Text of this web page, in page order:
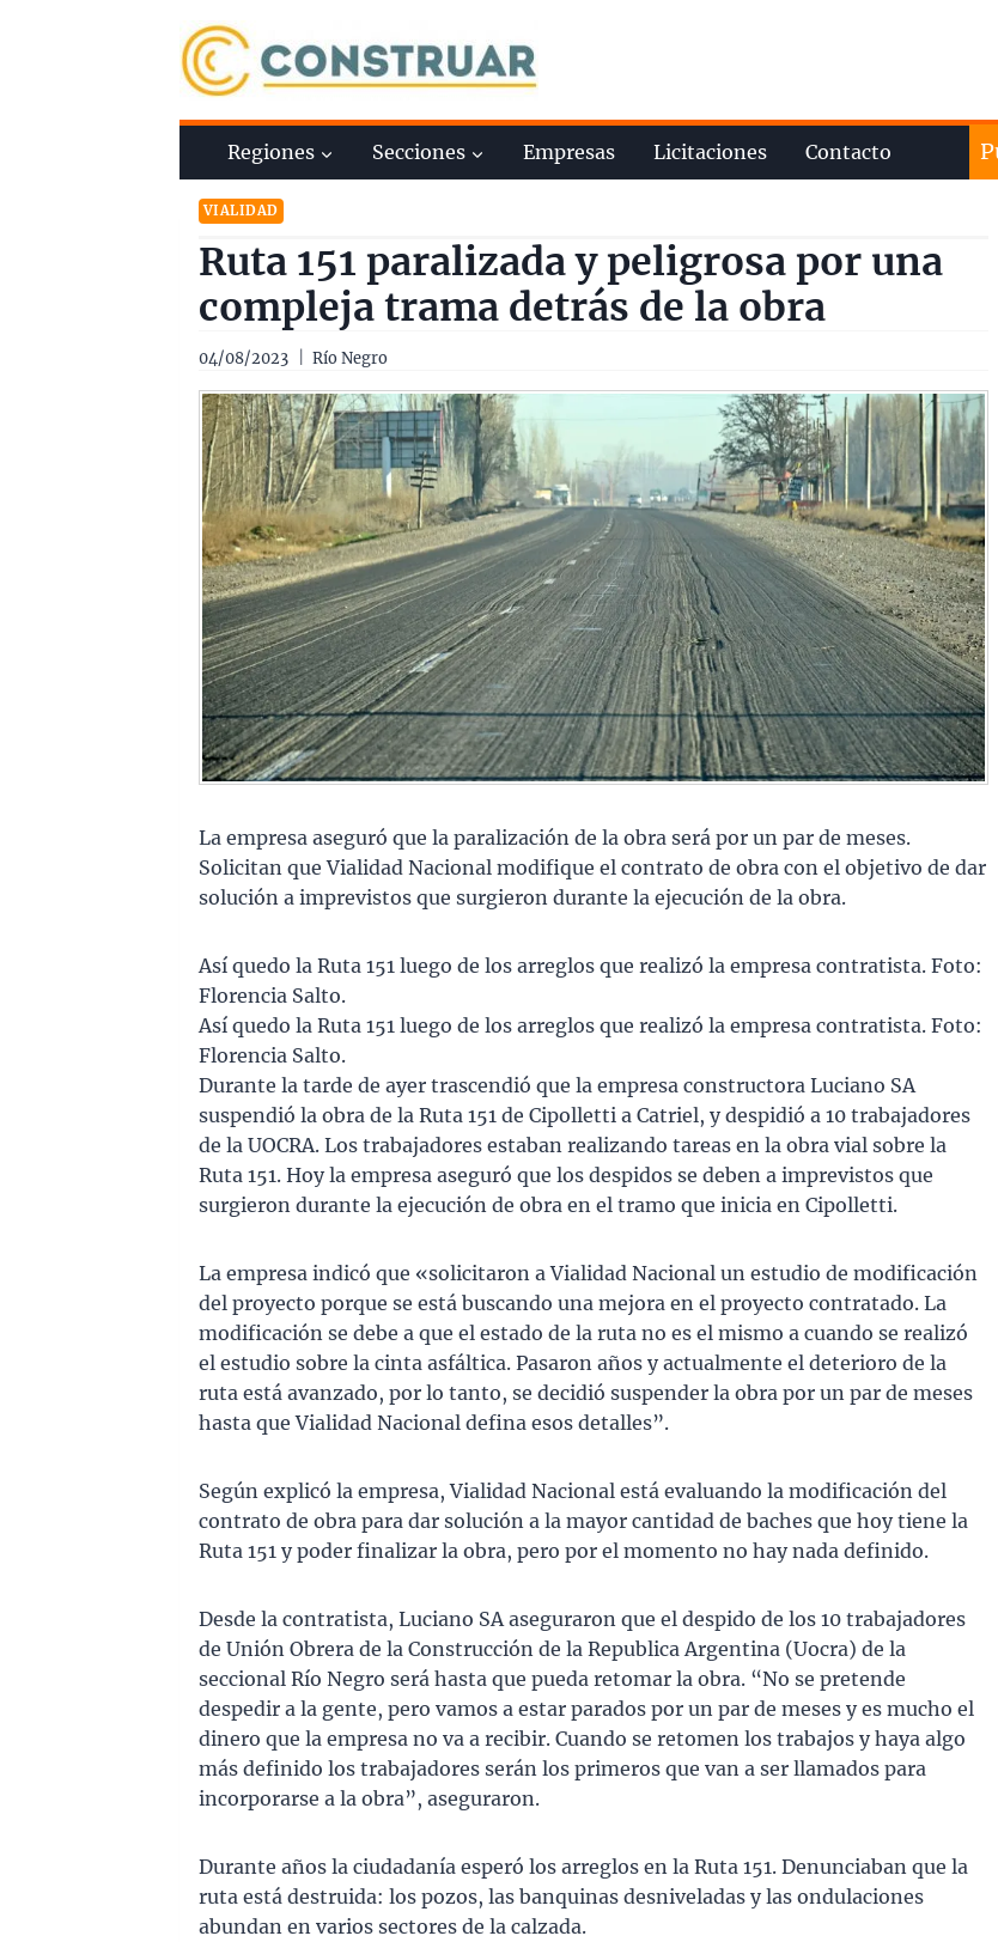
Regiones Secciones Empresas Licitaciones Contacto
VIALIDAD
Ruta 151 paralizada y peligrosa por una
compleja trama detrás de la obra
04/08/2023 Río Negro
La empresa aseguró que la paralización de la obra será por un par de meses.
Solicitan que Vialidad Nacional modifique el contrato de obra con el objetivo de dar
solución a imprevistos que surgieron durante la ejecución de la obra.
Así quedo la Ruta 151 luego de los arreglos que realizó la empresa contratista. Foto:
Florencia Salto.
Así quedo la Ruta 151 luego de los arreglos que realizó la empresa contratista. Foto:
Florencia Salto.
Durante la tarde de ayer trascendió que la empresa constructora Luciano SA
suspendió la obra de la Ruta 151 de Cipolletti a Catriel, y despidió a 10 trabajadores
de la UOCRA. Los trabajadores estaban realizando tareas en la obra vial sobre la
Ruta 151. Hoy la empresa aseguró que los despidos se deben a imprevistos que
surgieron durante la ejecución de obra en el tramo que inicia en Cipolletti.
La empresa indicó que «solicitaron a Vialidad Nacional un estudio de modificación
del proyecto porque se está buscando una mejora en el proyecto contratado. La
modificación se debe a que el estado de la ruta no es el mismo a cuando se realizó
el estudio sobre la cinta asfáltica. Pasaron años y actualmente el deterioro de la
ruta está avanzado, por lo tanto, se decidió suspender la obra por un par de meses
hasta que Vialidad Nacional defina esos detalles”.
Según explicó la empresa, Vialidad Nacional está evaluando la modificación del
contrato de obra para dar solución a la mayor cantidad de baches que hoy tiene la
Ruta 151 y poder finalizar la obra, pero por el momento no hay nada definido.
Desde la contratista, Luciano SA aseguraron que el despido de los 10 trabajadores
de Unión Obrera de la Construcción de la Republica Argentina (Uocra) de la
seccional Río Negro será hasta que pueda retomar la obra. “No se pretende
despedir a la gente, pero vamos a estar parados por un par de meses y es mucho el
dinero que la empresa no va a recibir. Cuando se retomen los trabajos y haya algo
más definido los trabajadores serán los primeros que van a ser llamados para
incorporarse a la obra”, aseguraron.
Durante años la ciudadanía esperó los arreglos en la Ruta 151. Denunciaban que la
ruta está destruida: los pozos, las banquinas desniveladas y las ondulaciones
abundan en varios sectores de la calzada.